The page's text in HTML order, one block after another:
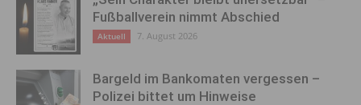
Fußballverein nimmt Abschied
Aktuell 7. August 2026
Bargeld im Bankomaten vergessen –
Polizei bittet um Hinweise